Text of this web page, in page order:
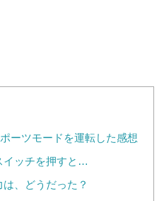
ーツモードを運転した感想
イッチを押すと…
、どうだった？